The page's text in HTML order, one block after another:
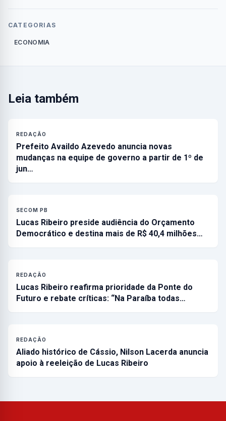
CATEGORIAS
ECONOMIA
Leia também
REDAÇÃO
Prefeito Availdo Azevedo anuncia novas
mudanças na equipe de governo a partir de 1º de
jun…
SECOM PB
Lucas Ribeiro preside audiência do Orçamento
Democrático e destina mais de R$ 40,4 milhões…
REDAÇÃO
Lucas Ribeiro reafirma prioridade da Ponte do
Futuro e rebate críticas: “Na Paraíba todas…
REDAÇÃO
Aliado histórico de Cássio, Nilson Lacerda anuncia
apoio à reeleição de Lucas Ribeiro